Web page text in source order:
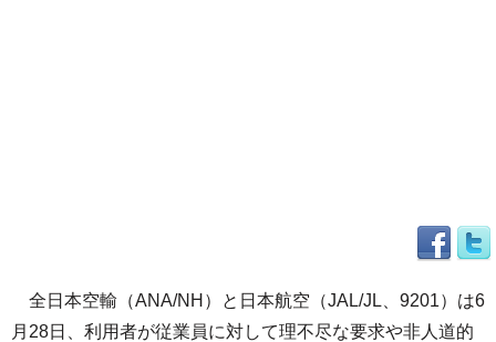
全日本空輸（ANA/NH）と日本航空（JAL/JL、9201）は6
月28日、利用者が従業員に対して理不尽な要求や非人道的